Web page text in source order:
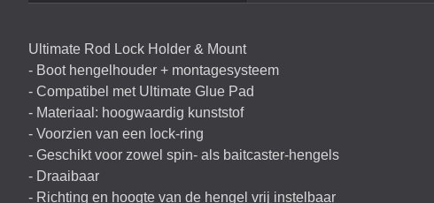
Ultimate Rod Lock Holder & Mount
- Boot hengelhouder + montagesysteem
- Compatibel met Ultimate Glue Pad
- Materiaal: hoogwaardig kunststof
- Voorzien van een lock-ring
- Geschikt voor zowel spin- als baitcaster-hengels
- Draaibaar
- Richting en hoogte van de hengel vrij instelbaar